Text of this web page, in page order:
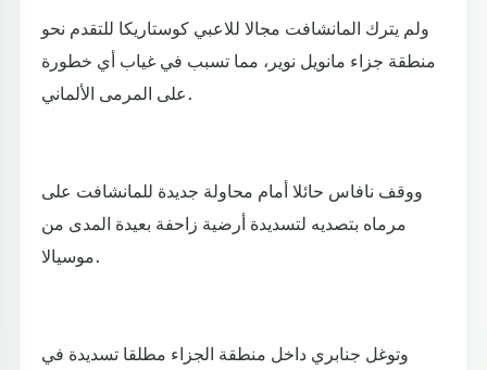
ولم يترك المانشافت مجالا للاعبي كوستاريكا للتقدم نحو
منطقة جزاء مانويل نوير، مما تسبب في غياب أي خطورة
على المرمى الألماني.
ووقف نافاس حائلا أمام محاولة جديدة للمانشافت على
مرماه بتصديه لتسديدة أرضية زاحفة بعيدة المدى من
موسيالا.
وتوغل جنابري داخل منطقة الجزاء مطلقا تسديدة في